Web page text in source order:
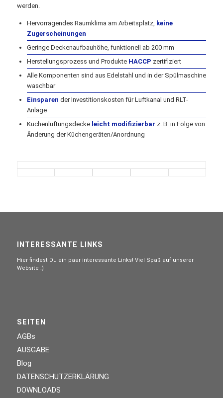
werden.
Hervorragendes Raumklima am Arbeitsplatz, keine
Zugerscheinungen
Geringe Deckenaufbauhöhe, funktionell ab 200 mm
Herstellungsprozess und Produkte HACCP zertifiziert
Alle Komponenten sind aus Edelstahl und in der Spülmaschine
waschbar
Einsparen der Investitionskosten für Luftkanal und RLT-
Anlage
Küchenlüftungsdecke leicht modifizierbar z. B. in Folge von
Änderung der Küchengeräten/Anordnung
INTELLIGENT GELÖST –
INTERESSANTE LINKS
Hier findest Du ein paar interessante Links! Viel Spaß auf unserer
Website :)
SEITEN
AGBs
AUSGABE
Blog
DATENSCHUTZERKLÄRUNG
DOWNLOADS